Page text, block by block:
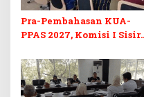
Pra-Pembahasan KUA-
PPAS 2027, Komisi I Sisir
Berkelanjutan